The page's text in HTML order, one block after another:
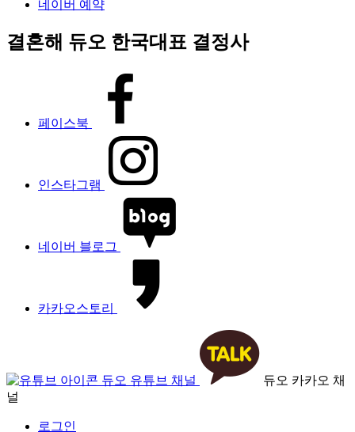
네이버 예약
결혼해 듀오 한국대표 결정사
페이스북
인스타그램
네이버 블로그
카카오스토리
듀오 유튜브 채널
듀오 카카오 채
널
로그인